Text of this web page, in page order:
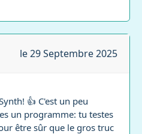
le 29 Septembre 2025
👍 C'est un peu
un programme: tu testes
être sûr que le gros truc